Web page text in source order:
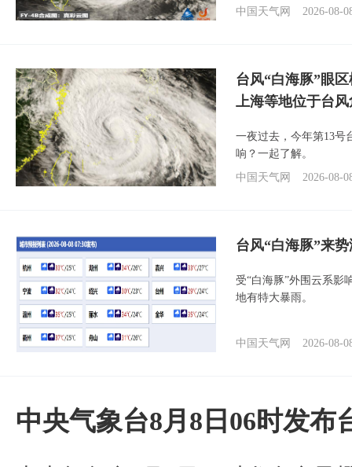
中国天气网
2026-08-
台风“白海豚”眼
上海等地位于台
一夜过去，今年第13号
响？一起了解。
中国天气网
2026-08-
台风“白海豚”来
受“白海豚”外围云系影
地有特大暴雨。
中国天气网 2026-08-
中央气象台8月8日06时发布